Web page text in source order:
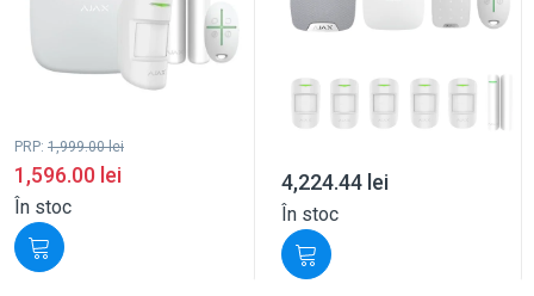
PRP: 1,999.00lei
1,596.00 lei
În stoc
4,224.44 lei
În stoc